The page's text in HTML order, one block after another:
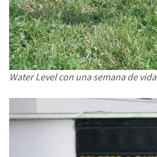
Water Level con una semana de vida